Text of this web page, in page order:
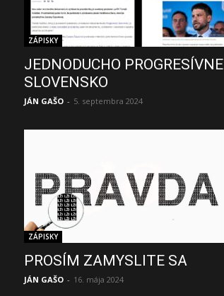
ZÁPISKY
JEDNODUCHO PROGRESÍVNE
SLOVENSKO
JÁN GAŠO - 5. septembra 2024
ZÁPISKY
PROSÍM ZAMYSLITE SA
JÁN GAŠO - 16. mája 2024